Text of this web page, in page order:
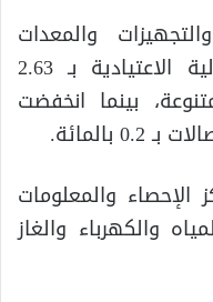
والمعدات
المنزلية وأعمال الصيانة المنزلية الاعتيادية بـ 2.63
بينما انخفضت
الإحصاء والمعلومات
والكهرباء والغاز